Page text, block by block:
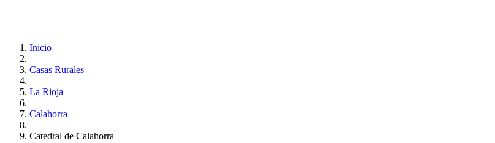
Inicio
Casas Rurales
La Rioja
Calahorra
Catedral de Calahorra